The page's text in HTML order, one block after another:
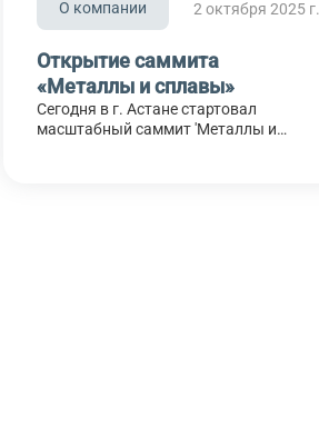
О компании 2 октября 2025 г.
Открытие саммита
«Металлы и сплавы»
Сегодня в г. Астане стартовал
масштабный саммит 'Металлы и